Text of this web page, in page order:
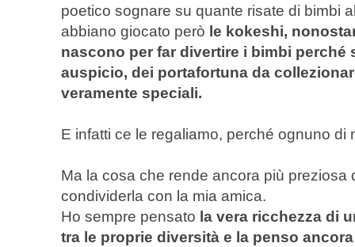
poetico sognare su quante risate di bimbi
abbiano giocato però le kokeshi,
nascono per far divertire i bimbi perché
auspicio, dei portafortuna da
veramente speciali.
E infatti ce le regaliamo, perché ognuno di
Ma la cosa che rende ancora più preziosa
condividerla con la mia amica.
Ho sempre pensato la vera ricchezza di
tra le proprie diversità e la penso